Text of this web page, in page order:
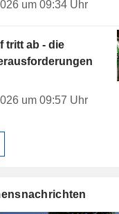
um 09:34 Uhr
tritt ab - die
um 09:57 Uhr